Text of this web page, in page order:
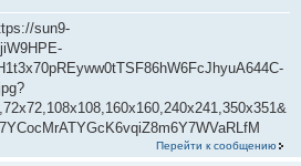
sun9-
Перейти к сообщению